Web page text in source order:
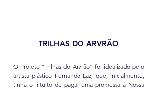
TRILHAS DO ARVRÃO
O Projeto “Trilhas do Arvrão” foi idealizado pelo
artista plástico Fernando Laz, que, inicialmente,
tinha o intuito de pagar uma promessa à Nossa